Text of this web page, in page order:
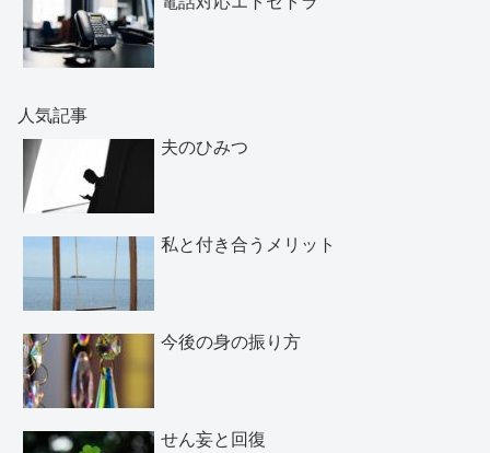
人気記事
夫のひみつ
私と付き合うメリット
今後の身の振り方
せん妄と回復